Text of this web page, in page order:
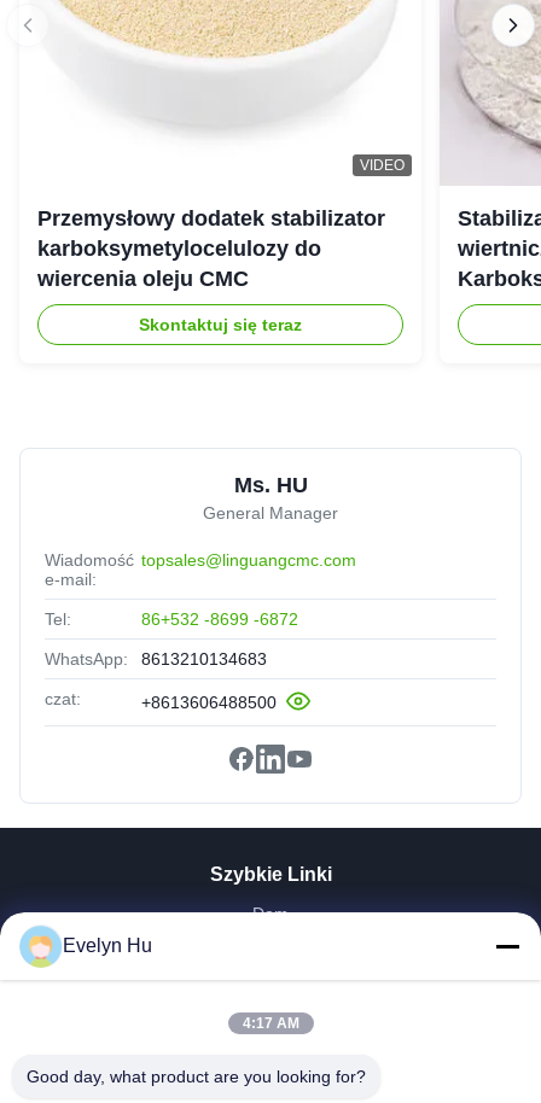
Almighty
United Arab EmiratesJul 25.2025
★★★★★
★★★★★
The viscoisty meets our requirement perfectly, and
VIDEO
Przemysłowy dodatek stabilizator
karboksymetylocelulozy do
wiercenia oleju CMC
Skontaktuj się teraz
Ms. HU
General Manager
Wiadomość
e-mail:
topsales@linguangcmc.com
Tel: 86+532 -8699 -6872
WhatsApp: 8613210134683
czat: +8613606488500
Szybkie Linki
Dom
Pokaz VR
Wycieczka Po Fabryce
Kontrola Jakości
Evelyn Hu
4:17 AM
Good day, what product are you looking for?